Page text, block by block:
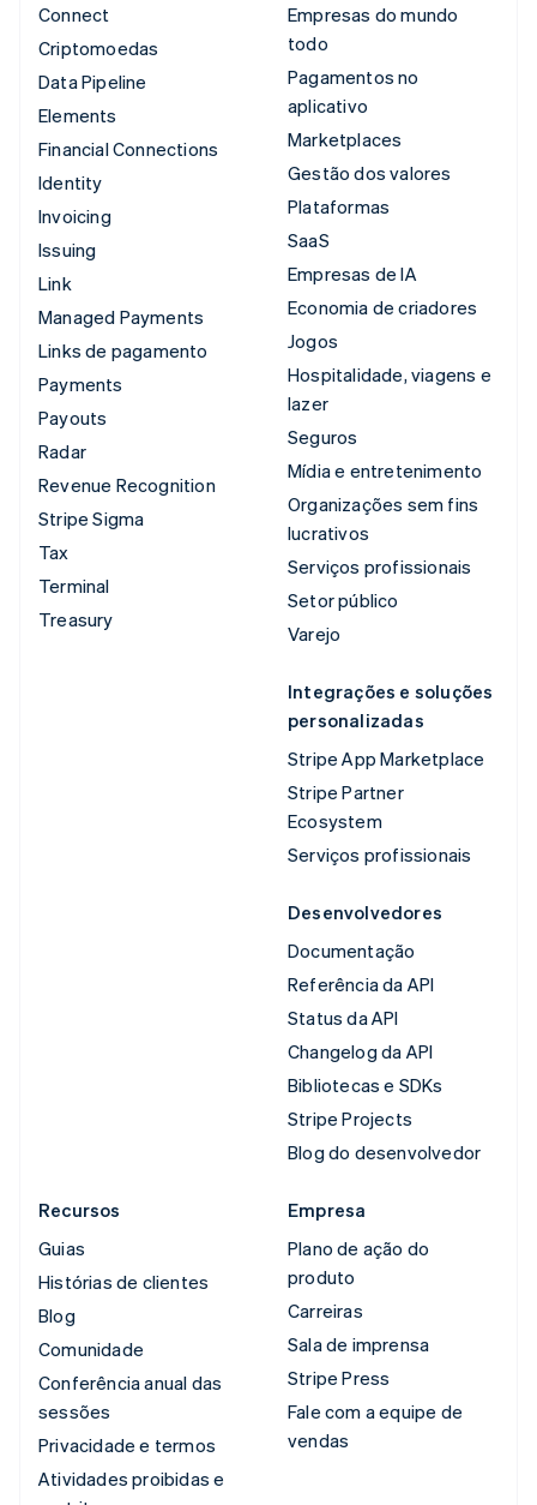
Connect
Criptomoedas
Data Pipeline
Elements
Financial Connections
Identity
Invoicing
Issuing
Link
Managed Payments
Links de pagamento
Payments
Payouts
Radar
Revenue Recognition
Stripe Sigma
Tax
Terminal
Treasury
Empresas do mundo
todo
Pagamentos no
aplicativo
Marketplaces
Gestão dos valores
Plataformas
SaaS
Empresas de IA
Economia de criadores
Jogos
Hospitalidade, viagens e
lazer
Seguros
Mídia e entretenimento
Organizações sem fins
lucrativos
Serviços profissionais
Setor público
Varejo
Integrações e soluções
personalizadas
Stripe App Marketplace
Stripe Partner
Ecosystem
Serviços profissionais
Desenvolvedores
Documentação
Referência da API
Status da API
Changelog da API
Bibliotecas e SDKs
Stripe Projects
Blog do desenvolvedor
Recursos
Guias
Histórias de clientes
Blog
Comunidade
Conferência anual das
sessões
Privacidade e termos
Atividades proibidas e
Empresa
Plano de ação do
produto
Carreiras
Sala de imprensa
Stripe Press
Fale com a equipe de
vendas